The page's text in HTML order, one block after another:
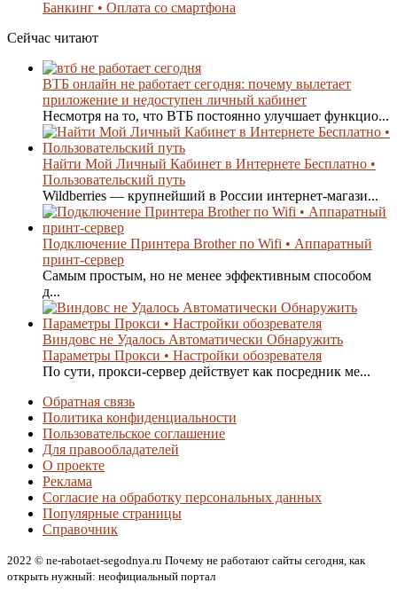
Банкинг • Оплата со смартфона
Сейчас читают
ВТБ онлайн не работает сегодня: почему вылетает
приложение и недоступен личный кабинет
Несмотря на то, что ВТБ постоянно улучшает функцио...
Найти Мой Личный Кабинет в Интернете Бесплатно •
Пользовательский путь
Wildberries — крупнейший в России интернет-магази...
Подключение Принтера Brother по Wifi • Аппаратный
принт-сервер
Самым простым, но не менее эффективным способом
д...
Виндовс не Удалось Автоматически Обнаружить
Параметры Прокси • Настройки обозревателя
По сути, прокси-сервер действует как посредник ме...
Обратная связь
Политика конфиденциальности
Пользовательское соглашение
Для правообладателей
О проекте
Реклама
Согласие на обработку персональных данных
Популярные страницы
Справочник
2022 © ne-rabotaet-segodnya.ru Почему не работают сайты сегодня, как
открыть нужный: неофициальный портал